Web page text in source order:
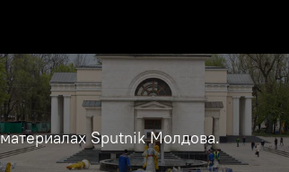
Sputnik Молдова.